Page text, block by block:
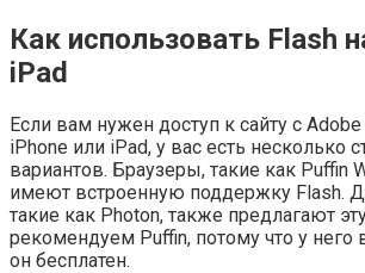
Как использовать Flash
iPad
Если вам нужен доступ к сайту с
iPhone или iPad, у вас есть несколько
вариантов. Браузеры, такие как Puffin
имеют встроенную поддержку Flash.
такие как Photon, также предлагают
рекомендуем Puffin, потому что у
он бесплатен.